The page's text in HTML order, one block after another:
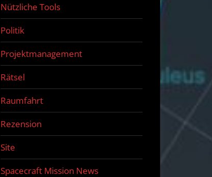
Nützliche Tools
Politik
Projektmanagement
Rätsel
Raumfahrt
Rezension
Site
Spacecraft Mission News